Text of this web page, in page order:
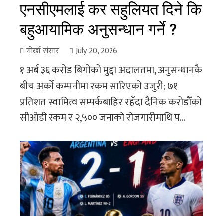
एनसीएमलाई कर सहुलियत दिने कि
बहुआयामिक अनुसन्धान गर्ने ?
गोर्खा संसार July 20, 2026
१ अर्ब ३६ करोड बिगोको मुद्दा अदालतमा, अनुसन्धानकै
बीच अर्को कम्पनीमा रकम सारिएको उजुरी; ७१
प्रतिशत स्वामित्व सम्पर्कबाहिर रहँदा दैनिक करोडौँको
सीओडी रकम र २,५०० जनाको रोजगारीमाथि प...